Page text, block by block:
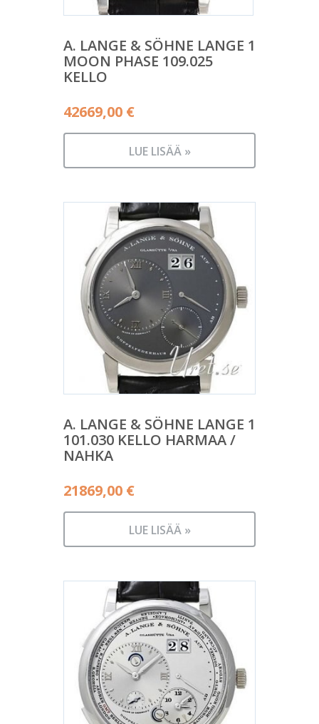
A. LANGE & SÖHNE LANGE 1
MOON PHASE 109.025
KELLO
42669,00 €
LUE LISÄÄ »
A. LANGE & SÖHNE LANGE 1
101.030 KELLO HARMAA /
NAHKA
21869,00 €
LUE LISÄÄ »